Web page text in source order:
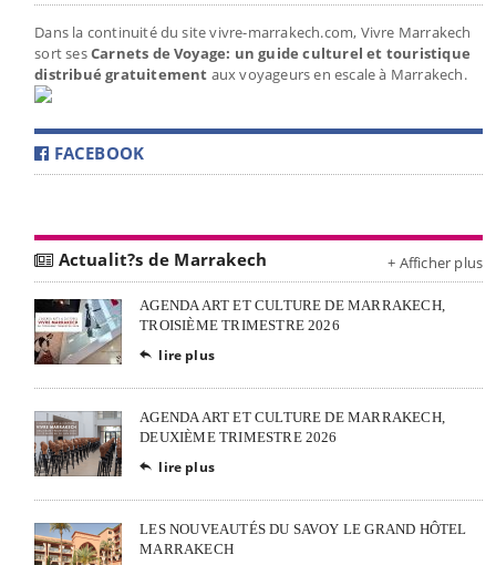
Dans la continuité du site vivre-marrakech.com, Vivre Marrakech
sort sesCarnets de Voyage: un guide culturel et touristique
distribué gratuitement aux voyageurs en escale à Marrakech.
FACEBOOK
Actualit?s de Marrakech + Afficher plus
AGENDA ART ET CULTURE DE MARRAKECH,
TROISIÈME TRIMESTRE 2026
 lire plus
AGENDA ART ET CULTURE DE MARRAKECH,
DEUXIÈME TRIMESTRE 2026
 lire plus
LES NOUVEAUTÉS DU SAVOY LE GRAND HÔTEL
MARRAKECH